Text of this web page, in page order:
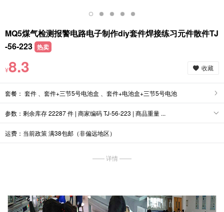
MQ5煤气检测报警电路电子制作diy套件焊接练习元件散件TJ
-56-223 热卖
¥8.3 收藏
套餐： 套件 、套件+三节5号电池盒 、套件+电池盒+三节5号电池
参数：剩余库存 22287 件 | 商家编码 TJ-56-223 | 商品重量 ...
运费：当前政策 满38包邮（非偏远地区）
—— 详情 ——